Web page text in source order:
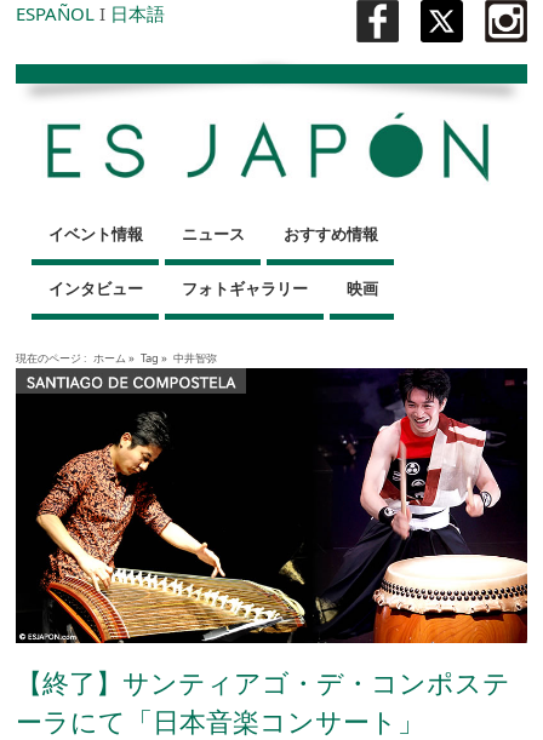
ESPAÑOL I 日本語
イベント情報 ニュース おすすめ情報
インタビュー フォトギャラリー 映画
現在のページ : ホーム » Tag » 中井智弥
【終了】サンティアゴ・デ・コンポステ
ーラにて「日本音楽コンサート」